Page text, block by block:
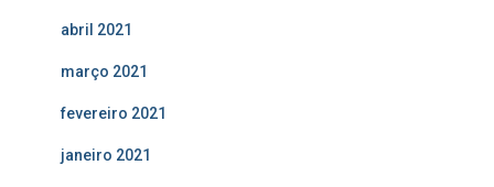
abril 2021
março 2021
fevereiro 2021
janeiro 2021